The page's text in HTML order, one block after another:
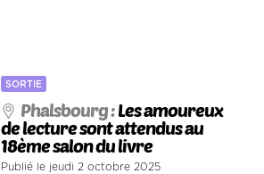
SORTIE
Phalsbourg :Les amoureux
de lecture sont attendus au
18ème salon du livre
Publié le jeudi 2 octobre 2025